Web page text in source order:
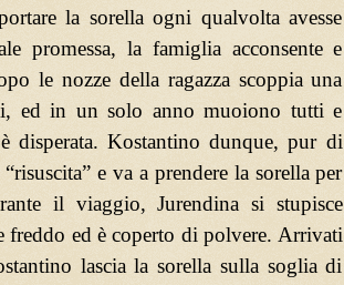
la sorella ogni qualvolta avesse
promessa, la famiglia acconsente e
le nozze della ragazza scoppia una
ed in un solo anno muoiono tutti e
disperata. Kostantino dunque, pur di
e va a prendere la sorella per
il viaggio, Jurendina si stupisce
freddo ed è coperto di polvere. Arrivati
lascia la sorella sulla soglia di